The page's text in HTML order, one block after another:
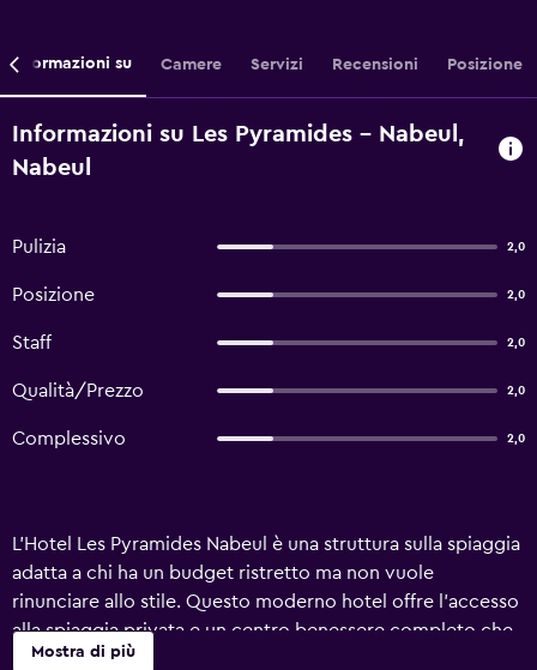
Informazioni su Camere Servizi Recensioni Posizione
Informazioni su Les Pyramides - Nabeul,
Nabeul
Pulizia 2,0
Posizione 2,0
Staff 2,0
Qualità/Prezzo 2,0
Complessivo 2,0
L'Hotel Les Pyramides Nabeul è una struttura sulla spiaggia
adatta a chi ha un budget ristretto ma non vuole
rinunciare allo stile. Questo moderno hotel offre l'accesso
alla spiaggia privata e un centro benessere completo che
comprende sale private per trattamenti e una serie di altri
Mostra di più